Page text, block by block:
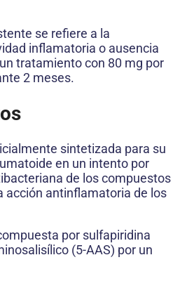
se refiere a la
inflamatoria o ausencia
tratamiento con 80 mg por
2 meses.
sintetizada para su
en un intento por
de los compuestos
acción antinflamatoria de los
por sulfapiridina
(5-AAS) por un